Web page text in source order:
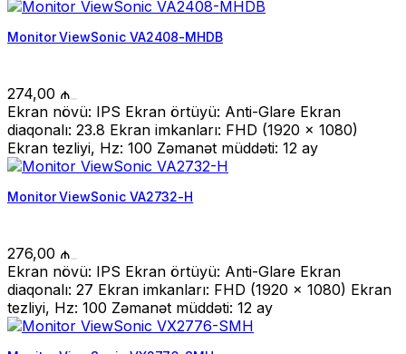
Monitor ViewSonic VA2408-MHDB
274,00 ₼
Ekran növü: IPS Ekran örtüyü: Anti-Glare Ekran
diaqonalı: 23.8 Ekran imkanları: FHD (1920 x 1080)
Ekran tezliyi, Hz: 100 Zəmanət müddəti: 12 ay
Monitor ViewSonic VA2732-H
276,00 ₼
Ekran növü: IPS Ekran örtüyü: Anti-Glare Ekran
diaqonalı: 27 Ekran imkanları: FHD (1920 x 1080) Ekran
tezliyi, Hz: 100 Zəmanət müddəti: 12 ay